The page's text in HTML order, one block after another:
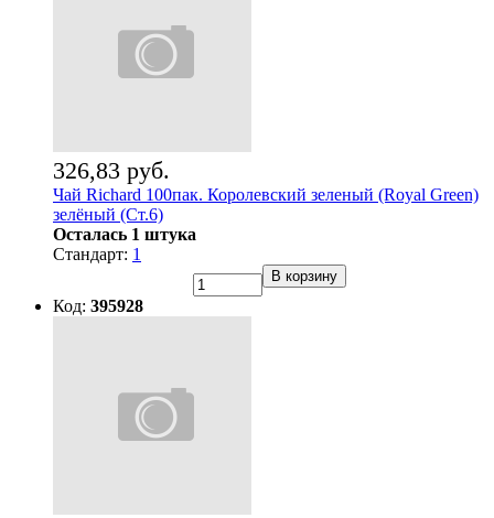
326,83 руб.
Чай Richard 100пак. Королевский зеленый (Royal Green)
зелёный (Ст.6)
Осталась 1 штука
Стандарт: 1
В корзину
Код: 395928